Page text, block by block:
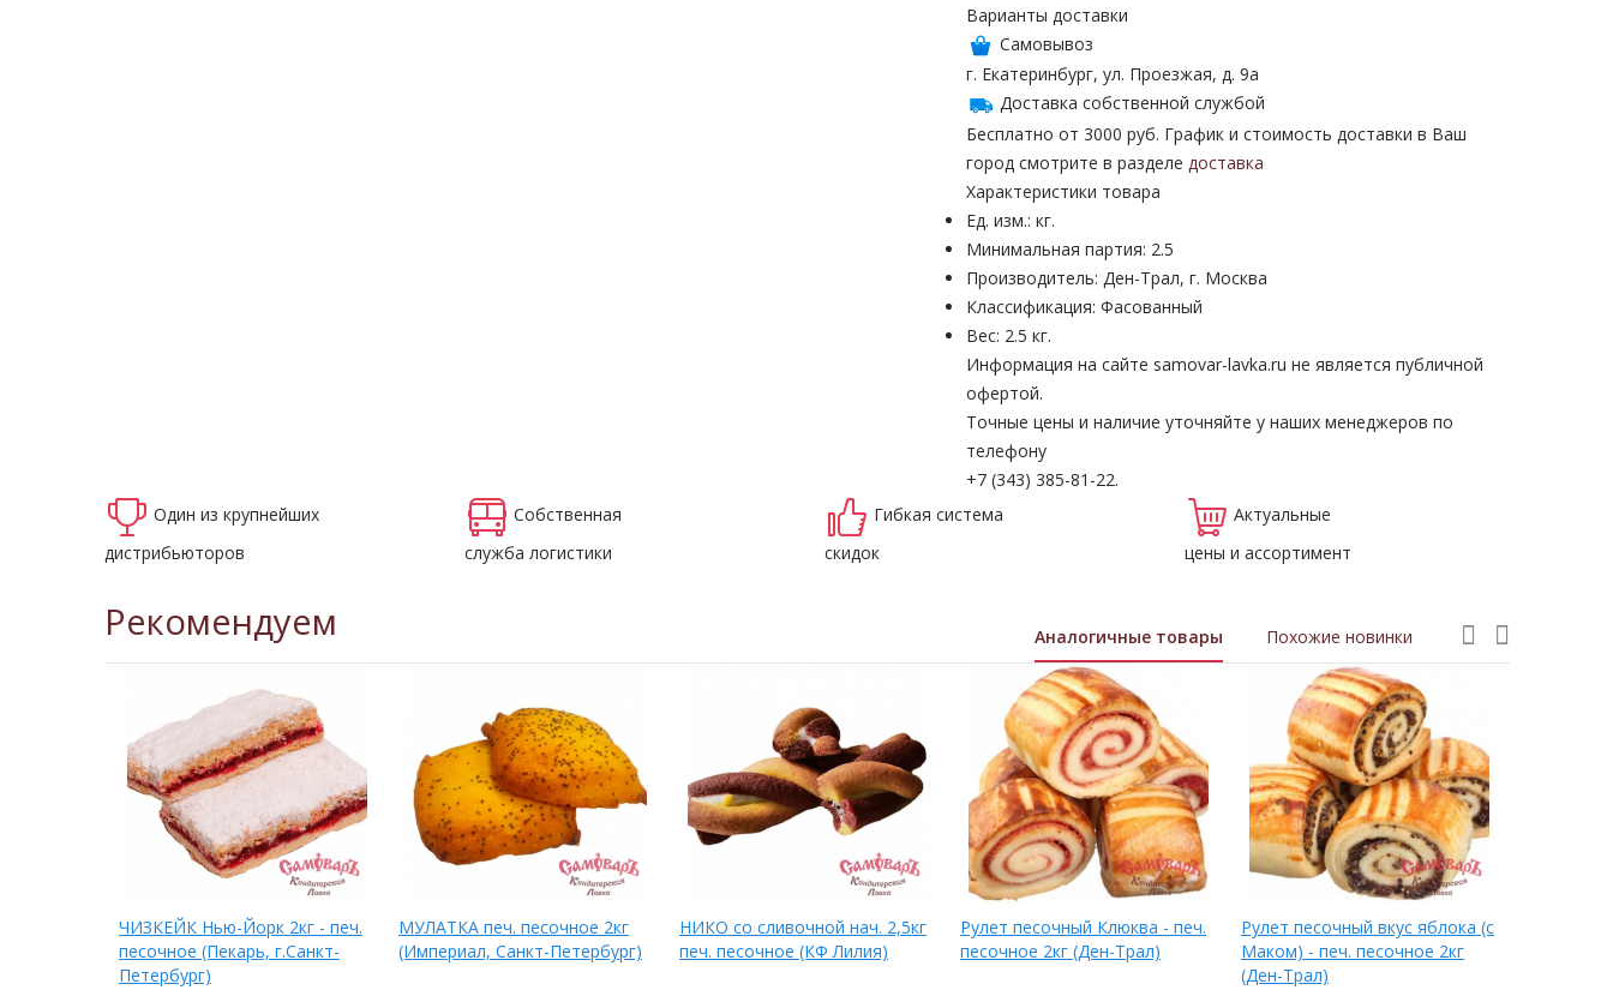
Варианты доставки
Самовывоз
г. Екатеринбург, ул. Проезжая, д. 9а
Доставка собственной службой
Бесплатно от 3000 руб. График и стоимость доставки в Ваш
город смотрите в разделе доставка
Характеристики товара
Ед. изм.: кг.
Минимальная партия: 2.5
Производитель: Ден-Трал, г. Москва
Классификация: Фасованный
Вес: 2.5 кг.
Информация на сайте samovar-lavka.ru не является публичной
офертой.
Точные цены и наличие уточняйте у наших менеджеров по
телефону
+7 (343) 385-81-22.
Один из крупнейших
дистрибьюторов
Собственная
служба логистики
Гибкая система
скидок
Актуальные
цены и ассортимент
Рекомендуем Аналогичные товары Похожие новинки
ЧИЗКЕЙК Нью-Йорк 2кг - печ.
песочное (Пекарь, г.Санкт-
Петербург)
МУЛАТКА печ. песочное 2кг
(Империал, Санкт-Петербург)
НИКО со сливочной нач. 2,5кг
печ. песочное (КФ Лилия)
Рулет песочный Клюква - печ.
песочное 2кг (Ден-Трал)
Рулет песочный вкус яблока (с
Маком) - печ. песочное 2кг
(Ден-Трал)